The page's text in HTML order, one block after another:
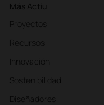
Más Actiu
Proyectos
Recursos
Innovación
Sostenibilidad
Diseñadores